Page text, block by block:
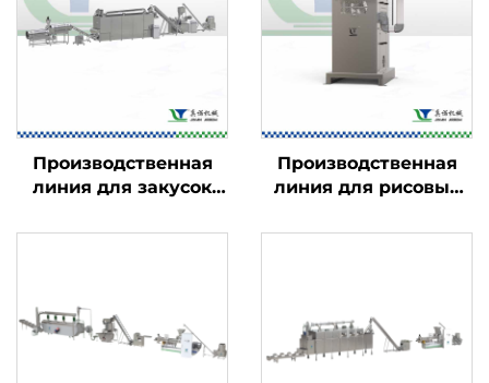
Производственная
линия для закусок
Niknaks
Производственная
линия для рисовых